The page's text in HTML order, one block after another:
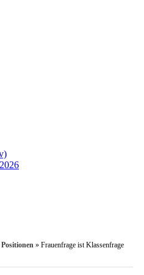
Positionen » Frauenfrage ist Klassenfrage